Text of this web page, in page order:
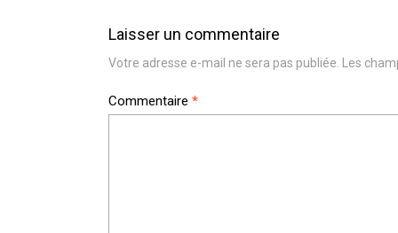
Laisser un commentaire
Votre adresse e-mail ne sera pas publiée. Les
Commentaire *